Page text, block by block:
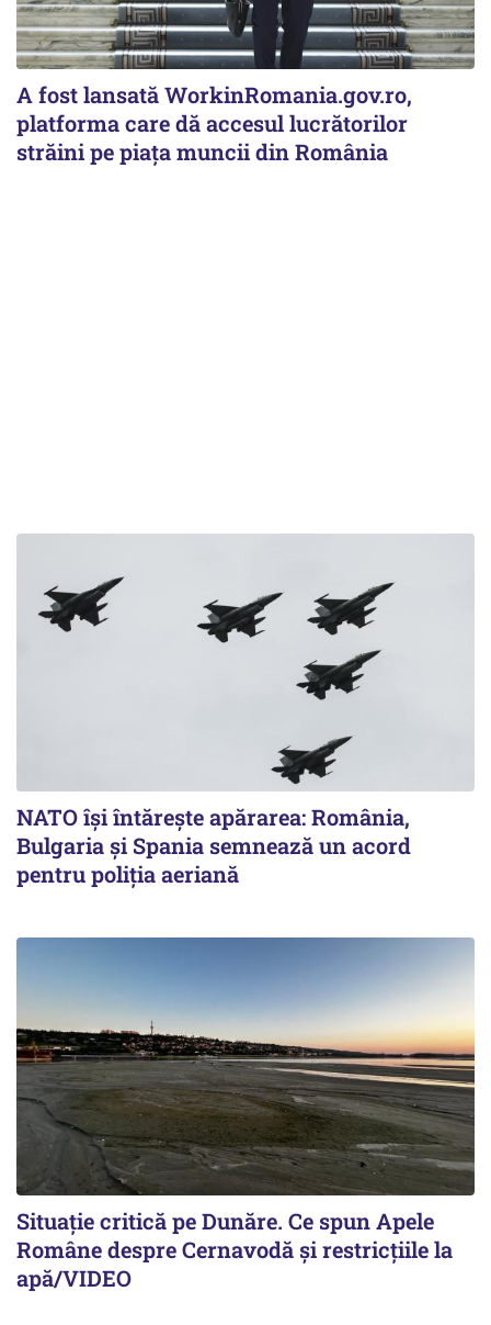
A fost lansată WorkinRomania.gov.ro,
platforma care dă accesul lucrătorilor
străini pe piața muncii din România
NATO își întărește apărarea: România,
Bulgaria și Spania semnează un acord
pentru poliția aeriană
Situație critică pe Dunăre. Ce spun Apele
Române despre Cernavodă și restricțiile la
apă/VIDEO